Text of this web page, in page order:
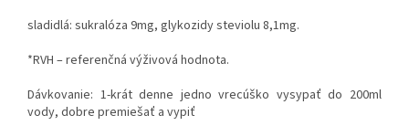
sladidlá: sukralóza 9mg, glykozidy steviolu 8,1mg.
*RVH – referenčná výživová hodnota.
Dávkovanie: 1-krát denne jedno vrecúško vysypať do 200ml
vody, dobre premiešať a vypiť